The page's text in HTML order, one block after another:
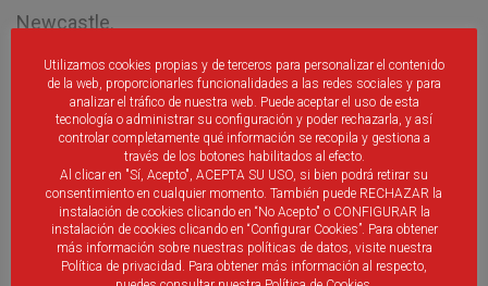
Newcastle.
Estuvo seis años sin dirigir como primero, siendo
ayudante de Benítez en el Liverpool y director
deportivo del Espanyol. ¿Reciclaje?
Utilizamos cookies propias y de terceros para personalizar el contenido
de la web, proporcionarles funcionalidades a las redes sociales y para
analizar el tráfico de nuestra web. Puede aceptar el uso de esta
tecnología o administrar su configuración y poder rechazarla, y así
controlar completamente qué información se recopila y gestiona a
través de los botones habilitados al efecto.
Al clicar en "Sí, Acepto", ACEPTA SU USO, si bien podrá retirar su
consentimiento en cualquier momento. También puede RECHAZAR la
instalación de cookies clicando en “No Acepto" o CONFIGURAR la
instalación de cookies clicando en “Configurar Cookies”. Para obtener
más información sobre nuestras políticas de datos, visite nuestra
Política de privacidad. Para obtener más información al respecto,